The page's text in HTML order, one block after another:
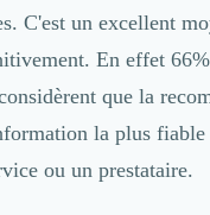
C'est un excellent
En effet
que la
la plus fiable
ou un prestataire.